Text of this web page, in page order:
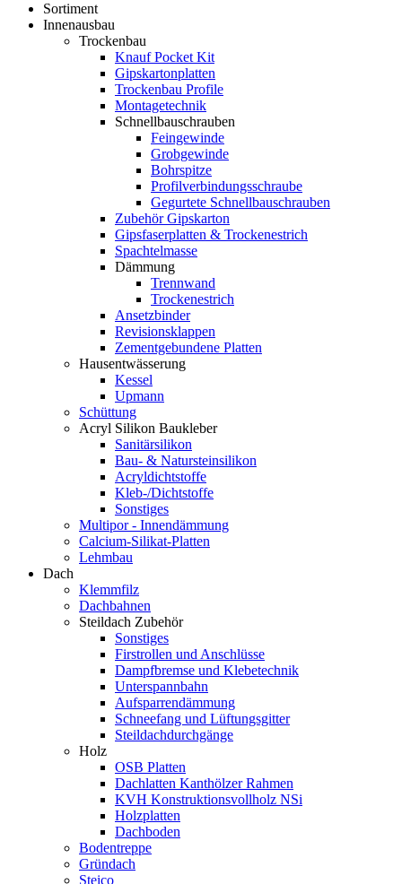
Sortiment
Innenausbau
Trockenbau
Knauf Pocket Kit
Gipskartonplatten
Trockenbau Profile
Montagetechnik
Schnellbauschrauben
Feingewinde
Grobgewinde
Bohrspitze
Profilverbindungsschraube
Gegurtete Schnellbauschrauben
Zubehör Gipskarton
Gipsfaserplatten & Trockenestrich
Spachtelmasse
Dämmung
Trennwand
Trockenestrich
Ansetzbinder
Revisionsklappen
Zementgebundene Platten
Hausentwässerung
Kessel
Upmann
Schüttung
Acryl Silikon Baukleber
Sanitärsilikon
Bau- & Natursteinsilikon
Acryldichtstoffe
Kleb-/Dichtstoffe
Sonstiges
Multipor - Innendämmung
Calcium-Silikat-Platten
Lehmbau
Dach
Klemmfilz
Dachbahnen
Steildach Zubehör
Sonstiges
Firstrollen und Anschlüsse
Dampfbremse und Klebetechnik
Unterspannbahn
Aufsparrendämmung
Schneefang und Lüftungsgitter
Steildachdurchgänge
Holz
OSB Platten
Dachlatten Kanthölzer Rahmen
KVH Konstruktionsvollholz NSi
Holzplatten
Dachboden
Bodentreppe
Gründach
Steico